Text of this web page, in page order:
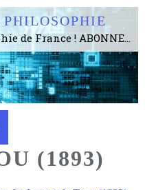
Le plus gros site de philosophie de France ! ABONNEZ-VOUS ! 4115 Articles, 1634 abonné·e·s, depuis 2006 . . . . . . . . 2 852 214 pages vues jusqu'à présent. Prestance et être apte à un plus grand nombre de choses.
(1893)